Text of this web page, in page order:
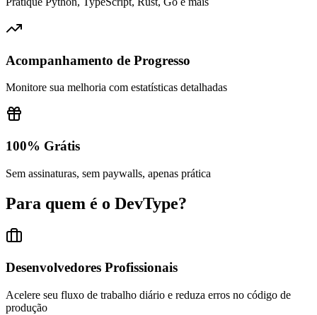
Acompanhamento de Progresso
Monitore sua melhoria com estatísticas detalhadas
100% Grátis
Sem assinaturas, sem paywalls, apenas prática
Para quem é o DevType?
Desenvolvedores Profissionais
Acelere seu fluxo de trabalho diário e reduza erros no código de
produção